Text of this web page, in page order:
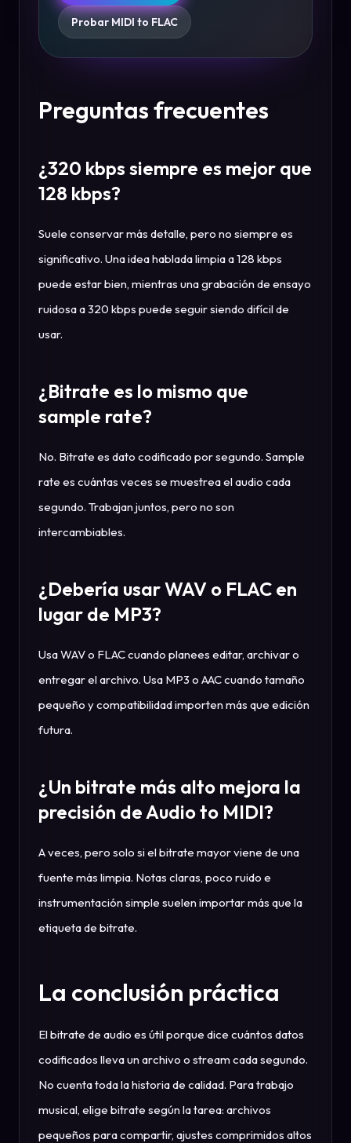
Probar MIDI to FLAC
Preguntas frecuentes
¿320 kbps siempre es mejor que
128 kbps?
Suele conservar más detalle, pero no siempre es
significativo. Una idea hablada limpia a 128 kbps
puede estar bien, mientras una grabación de ensayo
ruidosa a 320 kbps puede seguir siendo difícil de
usar.
¿Bitrate es lo mismo que
sample rate?
No. Bitrate es dato codificado por segundo. Sample
rate es cuántas veces se muestrea el audio cada
segundo. Trabajan juntos, pero no son
intercambiables.
¿Debería usar WAV o FLAC en
lugar de MP3?
Usa WAV o FLAC cuando planees editar, archivar o
entregar el archivo. Usa MP3 o AAC cuando tamaño
pequeño y compatibilidad importen más que edición
futura.
¿Un bitrate más alto mejora la
precisión de Audio to MIDI?
A veces, pero solo si el bitrate mayor viene de una
fuente más limpia. Notas claras, poco ruido e
instrumentación simple suelen importar más que la
etiqueta de bitrate.
La conclusión práctica
El bitrate de audio es útil porque dice cuántos datos
codificados lleva un archivo o stream cada segundo.
No cuenta toda la historia de calidad. Para trabajo
musical, elige bitrate según la tarea: archivos
pequeños para compartir, ajustes comprimidos altos